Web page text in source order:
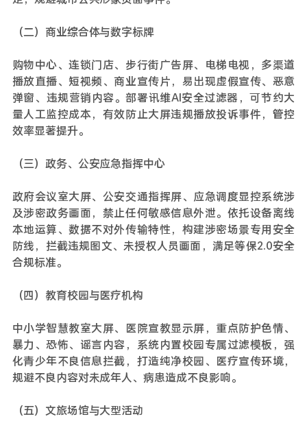
（二）商业综合体与数字标牌
购物中心、连锁门店、步行街广告屏、电梯电视，多渠道
播放直播、短视频、商业宣传片，易出现虚假宣传、恶意
弹窗、违规营销内容。部署讯维AI安全过滤器，可节约大
量人工监控成本，有效防止大屏违规播放投诉事件，管控
效率显著提升。
（三）政务、公安应急指挥中心
政府会议室大屏、公安交通指挥屏、应急调度显控系统涉
及涉密政务画面，禁止任何敏感信息外泄。依托设备离线
本地运算、数据不对外传输特性，构建涉密场景专用安全
防线，拦截违规图文、未授权人员画面，满足等保2.0安全
合规标准。
（四）教育校园与医疗机构
中小学智慧教室大屏、医院宣教显示屏，重点防护色情、
暴力、恐怖、谣言内容，系统内置校园专属过滤模板，强
化青少年不良信息拦截，打造纯净校园、医疗宣传环境，
规避不良内容对未成年人、病患造成不良影响。
（五）文旅场馆与大型活动